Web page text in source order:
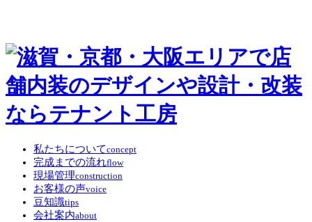
私たちについてconcept
完成までの流れflow
現場管理construction
お客様の声voice
豆知識tips
会社案内about